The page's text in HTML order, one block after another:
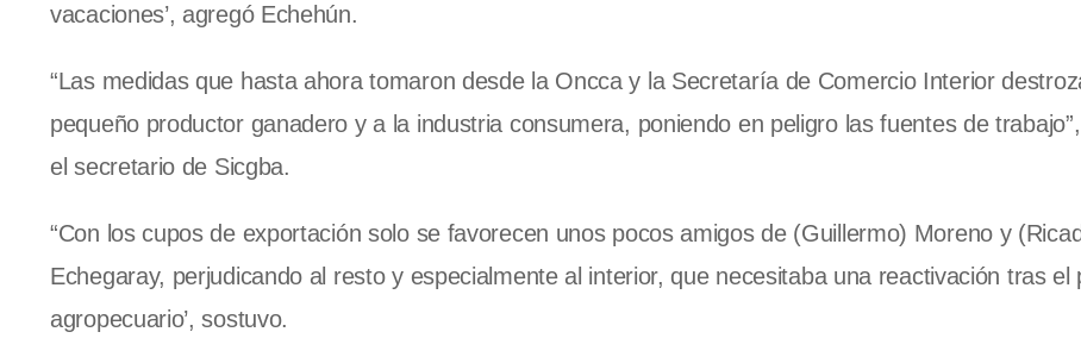
vacaciones’, agregó Echehún.
“Las medidas que hasta ahora tomaron desde la Oncca y la Secretaría de Comercio Interior
pequeño productor ganadero y a la industria consumera, poniendo en peligro las fuentes de
el secretario de Sicgba.
“Con los cupos de exportación solo se favorecen unos pocos amigos de (Guillermo) Moreno y
Echegaray, perjudicando al resto y especialmente al interior, que necesitaba una reactivación tras el
agropecuario’, sostuvo.